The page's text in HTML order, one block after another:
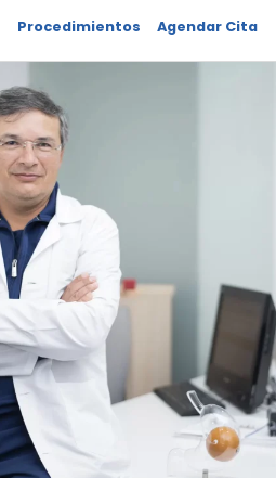
Procedimientos Agendar Cita